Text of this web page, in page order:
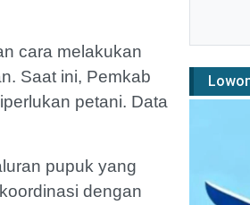
cara melakukan
Saat ini, Pemkab
petani. Data
pupuk yang
dengan